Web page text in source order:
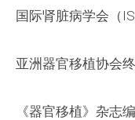
国际肾脏病学会（
亚洲器官移植协会
《器官移植》杂志